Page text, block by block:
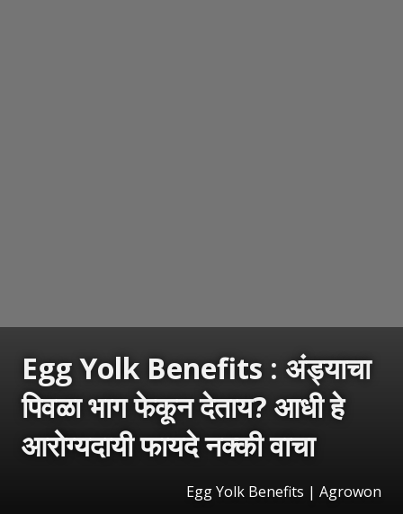
Egg Yolk Benefits : अंड्याचा
पिवळा भाग फेकून देताय? आधी हे
आरोग्यदायी फायदे नक्की वाचा
Egg Yolk Benefits | Agrowon